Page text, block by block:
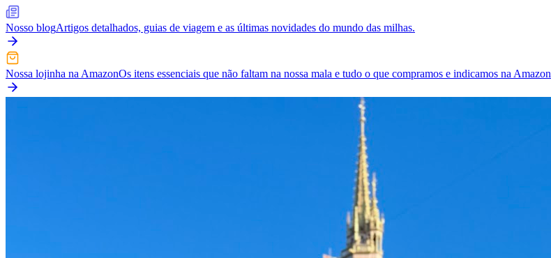
Nosso blogArtigos detalhados, guias de viagem e as últimas novidades do mundo das milhas.
Nossa lojinha na AmazonOs itens essenciais que não faltam na nossa mala e tudo o que compramos e indicamos na Amazon